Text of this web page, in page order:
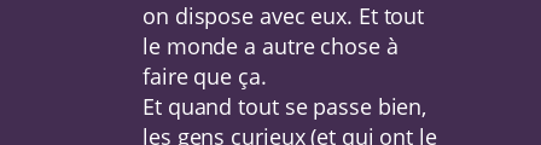
on dispose avec eux. Et tout
le monde a autre chose à
faire que ça.
Et quand tout se passe bien,
les gens curieux (et qui ont le